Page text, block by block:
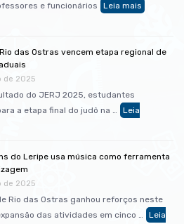
e funcionários
das Ostras vencem etapa regional de
de 2025
do JERJ 2025, estudantes
a etapa final do judô na …
do Leripe usa música como ferramenta
de 2025
Rio das Ostras ganhou reforços neste
das atividades em cinco …